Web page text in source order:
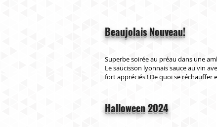
Beaujolais Nouveau!
Superbe soirée au préau dans une
Le saucisson lyonnais sauce au vin
fort appréciés ! De quoi se réchauffer
Halloween 2024